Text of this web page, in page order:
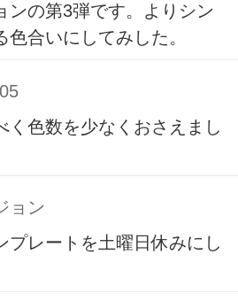
ンの第3弾です。よりシン
合いにしてみした。
く色数を少なくおさえまし
ョン
プレートを土曜日休みにし